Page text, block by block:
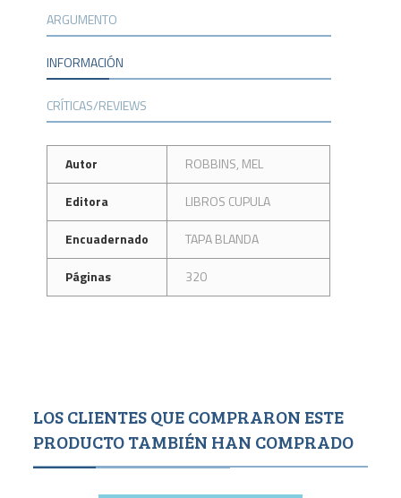
ARGUMENTO
INFORMACIÓN
CRÍTICAS/REVIEWS
Autor
ROBBINS, MEL
Editora
LIBROS CUPULA
Encuadernado
TAPA BLANDA
Páginas
320
LOS CLIENTES QUE COMPRARON ESTE
PRODUCTO TAMBIÉN HAN COMPRADO